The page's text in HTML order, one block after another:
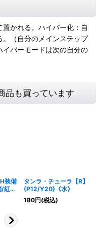
かれる。ハイパー化：自
（自分のメインステップ
パーモードは次の自分の
品も買っています
装備
/紅き
タンラ・チューラ【R】
{P12/Y20}《水》
180円(税込)